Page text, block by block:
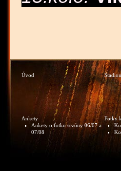
Úvod Stadion
Ankety
Ankety o fotku sezóny 06/07 a
07/08
Fotky